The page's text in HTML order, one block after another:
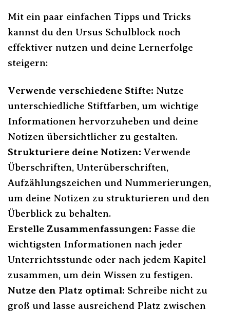
Mit ein paar einfachen Tipps und Tricks
kannst du den Ursus Schulblock noch
effektiver nutzen und deine Lernerfolge
steigern:
Verwende verschiedene Stifte: Nutze
unterschiedliche Stiftfarben, um wichtige
Informationen hervorzuheben und deine
Notizen übersichtlicher zu gestalten.
Strukturiere deine Notizen: Verwende
Überschriften, Unterüberschriften,
Aufzählungszeichen und Nummerierungen,
um deine Notizen zu strukturieren und den
Überblick zu behalten.
Erstelle Zusammenfassungen: Fasse die
wichtigsten Informationen nach jeder
Unterrichtsstunde oder nach jedem Kapitel
zusammen, um dein Wissen zu festigen.
Nutze den Platz optimal: Schreibe nicht zu
groß und lasse ausreichend Platz zwischen